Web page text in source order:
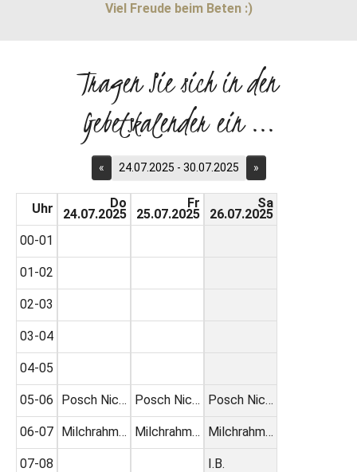
Viel Freude beim Beten :)
Tragen Sie sich in den
Gebetskalender ein ...
« 24.07.2025 - 30.07.2025 »
Uhr
00-01
01-02
02-03
03-04
04-05
05-06
06-07
07-08
Do
24.07.2025
Posch Nic…
Milchrahm…
Fr
25.07.2025
Posch Nic…
Milchrahm…
Sa
26.07.2025
Posch Nic…
Milchrahm…
I.B.